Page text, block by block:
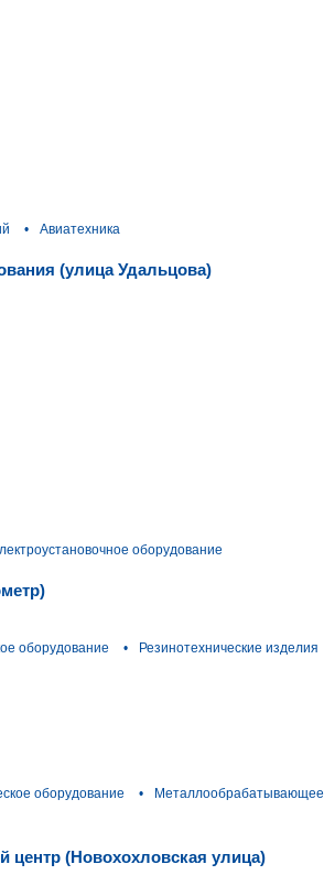
• Авиатехника
(улица Удальцова)
оборудование
оборудование •
Резинотехнические изделия
оборудование •
Металлообрабатывающее
центр (Новохохловская улица)